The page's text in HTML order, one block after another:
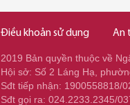
Điều khoản sử dụng An
2019 Bản quyền thuộc về
Hội sở: Số 2 Láng Hạ,
Sđt tiếp nhận: 1900558818/
Sđt gọi ra: 024.2233.2345/